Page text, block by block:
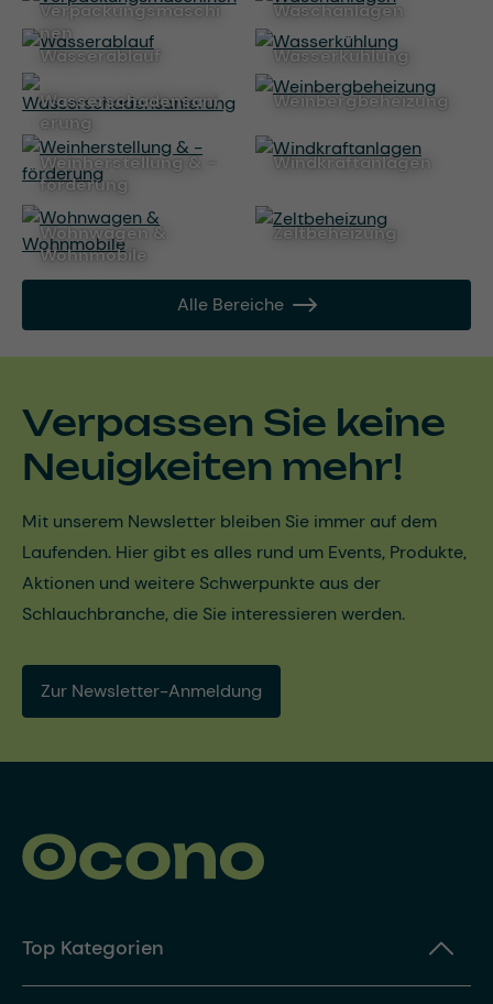
Verpackungsmaschi
nen
Waschanlagen
Wasserablauf
Wasserkühlung
Wasserschadensani
erung
Weinbergbeheizung
Weinherstellung & -
förderung
Windkraftanlagen
Wohnwagen &
Wohnmobile
Zeltbeheizung
Alle Bereiche
Verpassen Sie keine
Neuigkeiten mehr!
Mit unserem Newsletter bleiben Sie immer auf dem
Laufenden. Hier gibt es alles rund um Events, Produkte,
Aktionen und weitere Schwerpunkte aus der
Schlauchbranche, die Sie interessieren werden.
Zur Newsletter-Anmeldung
Top Kategorien